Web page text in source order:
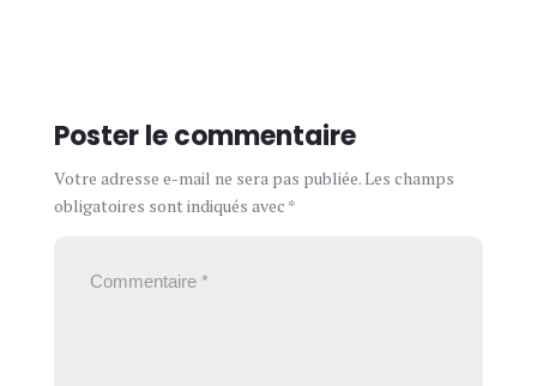
Poster le commentaire
Votre adresse e-mail ne sera pas publiée.Les champs
obligatoires sont indiqués avec *